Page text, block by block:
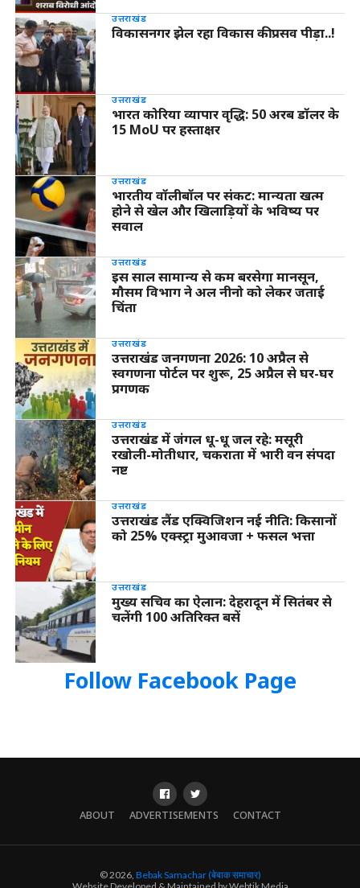
उत्तराखंड
विकासनगर झेल रहा विकास की प्रसव पीड़ा..!
उत्तराखंड
भारत कोरिया व्यापार वृद्धि: 50 अरब डॉलर के
15 MoU पर हस्ताक्षर
उत्तराखंड
भारतीय वॉलीबॉल पर संकट: मान्यता खत्म
होने से खेल और खिलाड़ियों के भविष्य पर
सवाल
उत्तराखंड
इस साल सामान्य से कम बरसेगा मानसून,
मौसम विभाग ने अल नीनो को लेकर जताई
चिंता
उत्तराखंड
उत्तराखंड जनगणना 2026: 10 अप्रैल से
स्वगणना पोर्टल पर शुरू, 25 अप्रैल से घर-घर
प्रगणक
उत्तराखंड
उत्तराखंड में जंगल धू-धू जल रहे: मसूरी
रखोली-मोतीधार, चकराता में भारी वन संपदा
नष्ट
उत्तराखंड
उत्तराखंड लैंड एक्विजिशन नई नीति: किसानों
को 25% एक्स्ट्रा मुआवजा + फसल भत्ता
उत्तराखंड
मुख्य सचिव का ऐलान: देहरादून में सितंबर से
चलेंगी 100 अतिरिक्त बसें
Follow Facebook Page
ABOUT ADVERTISEMENTS CONTACT
© 2026, Bebak Samachar (बेबाक समाचार)